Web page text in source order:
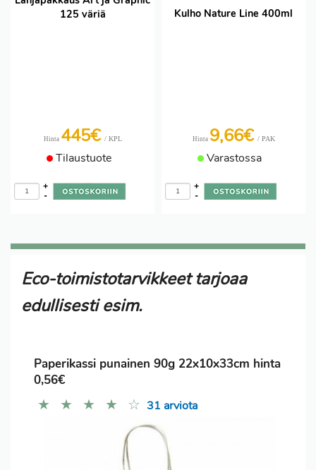
125 väriä
Hinta 445€ / KPL
Tilaustuote
-
+
Kulho Nature Line 400ml
Hinta 9,66€ / PAK
Varastossa
-
+
Eco-toimistotarvikkeet tarjoaa
edullisesti esim.
Paperikassi punainen 90g 22x10x33cm hinta
0,56€
★ ★ ★ ★ ☆ 31 arviota